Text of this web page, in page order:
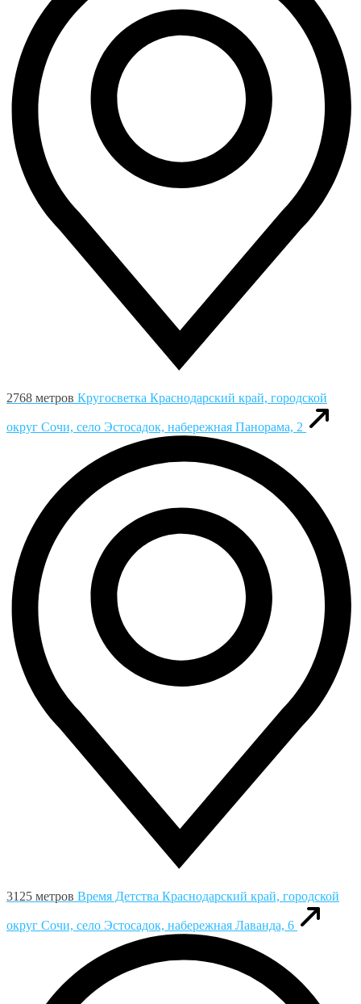
2768 метров Кругосветка Краснодарский край, городской
округ Сочи, село Эстосадок, набережная Панорама, 2
3125 метров Время Детства Краснодарский край, городской
округ Сочи, село Эстосадок, набережная Лаванда, 6